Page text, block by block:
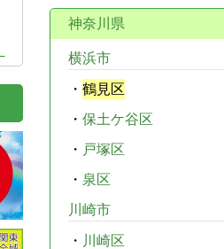
神奈川県
横浜市
・ 鶴見区
・ 保土ケ谷区
・ 戸塚区
・ 泉区
川崎市
・ 川崎区